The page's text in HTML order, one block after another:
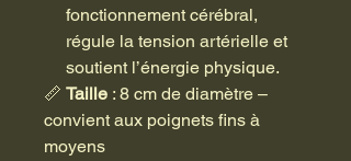
fonctionnement cérébral,
régule la tension artérielle et
soutient l’énergie physique.
📏 Taille : 8 cm de diamètre –
convient aux poignets fins à
moyens